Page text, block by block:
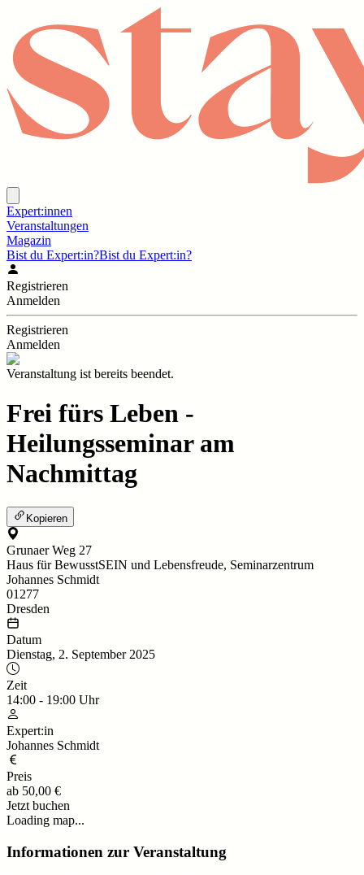
Expert:innen
Veranstaltungen
Magazin
Bist du Expert:in?Bist du Expert:in?
Registrieren
Anmelden
Registrieren
Anmelden
Veranstaltung ist bereits beendet.
Frei fürs Leben -
Heilungsseminar am
Nachmittag
Kopieren
Grunaer Weg 27
Haus für BewusstSEIN und Lebensfreude, Seminarzentrum
Johannes Schmidt
01277
Dresden
Datum
Dienstag, 2. September 2025
Zeit
14:00 - 19:00 Uhr
Expert:in
Johannes Schmidt
Preis
ab 50,00 €
Jetzt buchen
Loading map...
Informationen zur Veranstaltung